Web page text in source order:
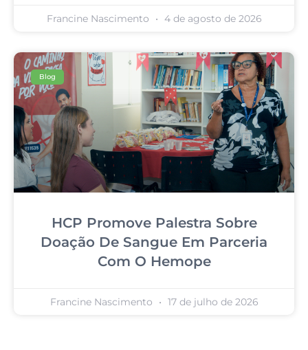
Francine Nascimento 4 de agosto de 2026
Blog
HCP Promove Palestra Sobre
Doação De Sangue Em Parceria
Com O Hemope
Francine Nascimento 17 de julho de 2026